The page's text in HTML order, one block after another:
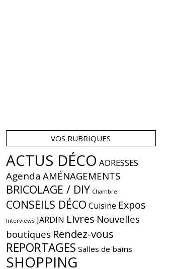
VOS RUBRIQUES
ACTUS DÉCO ADRESSES
Agenda AMÉNAGEMENTS
BRICOLAGE / DIY Chambre
CONSEILS DÉCO Cuisine Expos
Interviews JARDIN Livres Nouvelles
boutiques Rendez-vous
REPORTAGES Salles de bains
SHOPPING